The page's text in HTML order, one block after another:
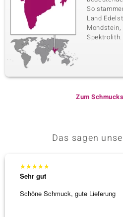
So
Land
Spektrolith.
Zum
Das sagen
★★★★★
Sehr gut
Schöne Schmuck, gute Lieferung